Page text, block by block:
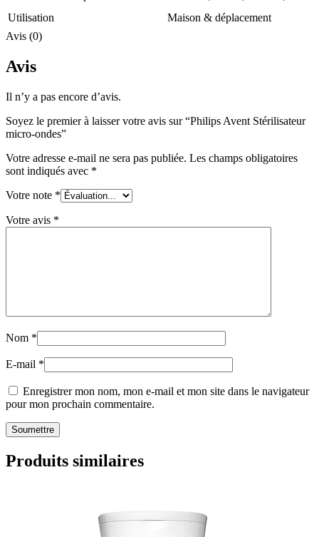
Utilisation
Maison & déplacement
Avis (0)
Avis
Il n’y a pas encore d’avis.
Soyez le premier à laisser votre avis sur “Philips Avent Stérilisateur
micro-ondes”
Votre adresse e-mail ne sera pas publiée. Les champs obligatoires
sont indiqués avec *
Votre note *
Votre avis *
Nom *
E-mail *
Enregistrer mon nom, mon e-mail et mon site dans le navigateur
pour mon prochain commentaire.
Produits similaires